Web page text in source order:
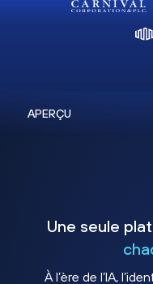
Une seule
À l’ère de l’IA,